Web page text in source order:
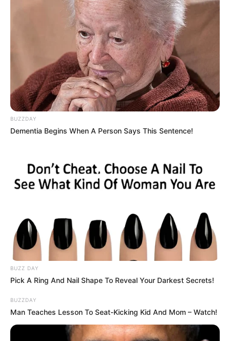
BUZZDAY
Dementia Begins When A Person Says This Sentence!
BUZZ DAY
Pick A Ring And Nail Shape To Reveal Your Darkest Secrets!
BUZZDAY
Man Teaches Lesson To Seat-Kicking Kid And Mom – Watch!